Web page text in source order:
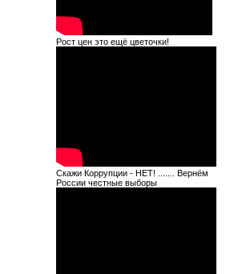
Рост цен это ещё цветочки!
Скажи Коррупции - НЕТ! ....... Вернём
России честные выборы